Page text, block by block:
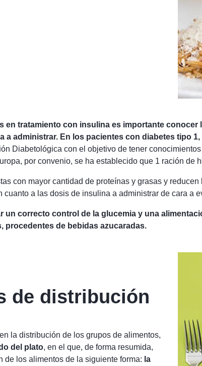
en tratamiento con insulina es importante
a administrar. En los pacientes con diabetes tipo
Diabetológica con el objetivo de tener
por convenio, se ha establecido que 1 ración de
con mayor cantidad de proteínas y grasas y
cuanto a las dosis de insulina a administrar de cara a
un correcto control de la glucemia y una
procedentes de bebidas azucaradas.
de distribución
la distribución de los grupos de alimentos,
del plato, en el que, de forma resumida,
de los alimentos de la siguiente forma: la